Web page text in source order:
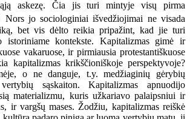
askezę. Čia jis turi mintyje visų pirma
Nors jo sociologiniai išvedžiojimai ne visada
bet vis dėlto reikia pripažint, kad jie turi
istoriniame kontekste. Kapitalizmas gimė ir
vakaruose, ir pirmiausia protestantiškuose
kapitalizmas krikščioniškoje perspektyvoje?
o ne danguje, t.y. medžiaginių gėrybių
sąskaiton. Kapitalizmas apnuodijo
materializmu, kuris užkariavo palaipsniui ir
ir vargšų mases. Žodžiu, kapitalizmas reiškė